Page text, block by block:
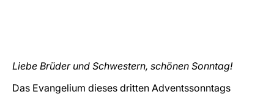
Liebe Brüder und Schwestern, schönen Sonntag!
Das Evangelium dieses dritten Adventssonntags